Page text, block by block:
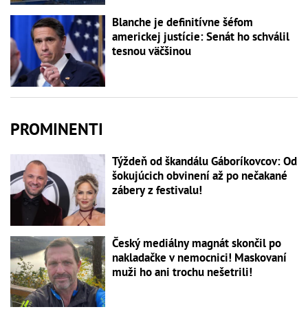
Blanche je definitívne šéfom
americkej justície: Senát ho schválil
tesnou väčšinou
PROMINENTI
Týždeň od škandálu Gáboríkovcov: Od
šokujúcich obvinení až po nečakané
zábery z festivalu!
Český mediálny magnát skončil po
nakladačke v nemocnici! Maskovaní
muži ho ani trochu nešetrili!